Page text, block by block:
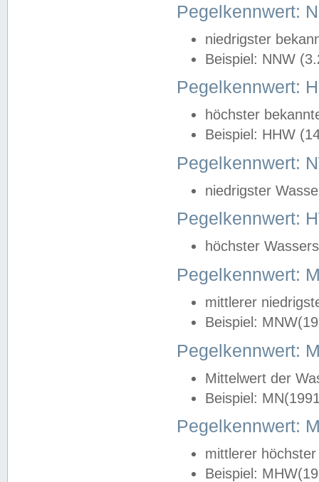
Pegelkennwert:
niedrigster
Beispiel: NNW
Pegelkennwert:
höchster
Beispiel: HHW
Pegelkennwert:
niedrigster
Pegelkennwert:
höchster
Pegelkennwert:
mittlerer
Beispiel:
Pegelkennwert:
Mittelwert der
Beispiel:
Pegelkennwert:
mittlerer
Beispiel: